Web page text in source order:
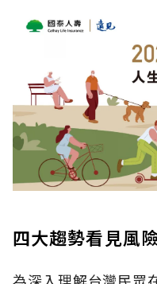
四大趨勢看見風